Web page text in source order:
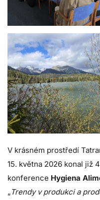
V krásném prostředí
15. května 2026 konal již
konference Hygiena
„Trendy v produkci a